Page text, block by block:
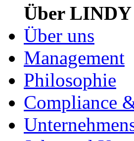
Über LINDY
Über uns
Management
Philosophie
Compliance